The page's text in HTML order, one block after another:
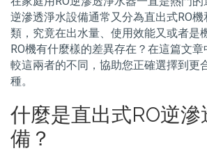
逆滲透淨水設備通常又分為直出式RO機
類，究竟在出水量、使用效能又或者是
RO機有什麼樣的差異存在？在這篇文
較這兩者的不同，協助您正確選擇到更
種。
什麼是直出式RO逆滲
備？